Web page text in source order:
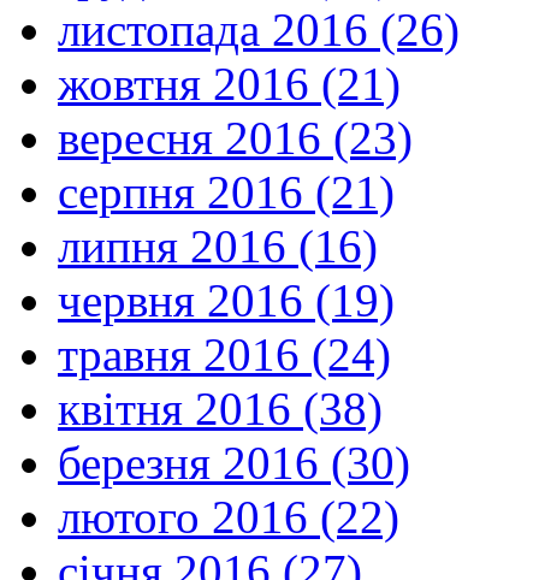
листопада 2016 (26)
жовтня 2016 (21)
вересня 2016 (23)
серпня 2016 (21)
липня 2016 (16)
червня 2016 (19)
травня 2016 (24)
квітня 2016 (38)
березня 2016 (30)
лютого 2016 (22)